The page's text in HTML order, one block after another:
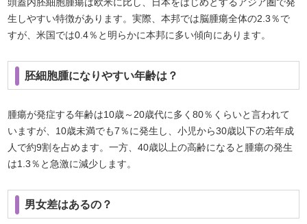
頭蓋内胚細胞腫瘍は欧米に比し、日本をはじめとするアジア圏で発
生しやすい特徴があります。実際、本邦では脳腫瘍全体の2.3％で
すが、米国では0.4％と明らかに本邦に多い傾向にあります。
胚細胞腫になりやすい年齢は？
腫瘍が発症する年齢は10歳～20歳代に多く80％くらいと言われて
いますが、10歳未満でも7％に発生し、小児から30歳以下の若年成
人で約9割を占めます。一方、40歳以上の高齢になると腫瘍の発生
は1.3％と急激に減少します。
男女差はあるの？